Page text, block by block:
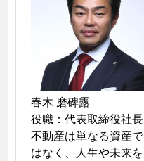
春木 磨碑露
役職：代表取締役社長
不動産は単なる資産で
はなく、人生や未来を